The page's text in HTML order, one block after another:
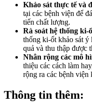
Khảo sát thực tế và
tại các bệnh viện để
tiến chất lượng.
Rà soát hệ thống ki-
thống ki-ốt khảo sát ý
quả và thu thập được
Nhân rộng các mô
thiệu các cách làm
rộng ra các bệnh viện
Thông tin thêm: